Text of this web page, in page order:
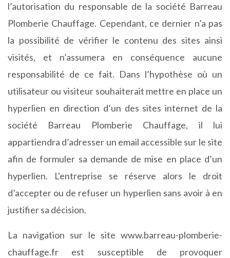
l’autorisation du responsable de la société Barreau
Plomberie Chauffage. Cependant, ce dernier n’a pas
la possibilité de vérifier le contenu des sites ainsi
visités, et n’assumera en conséquence aucune
responsabilité de ce fait. Dans l’hypothèse où un
utilisateur ou visiteur souhaiterait mettre en place un
hyperlien en direction d’un des sites internet de la
société Barreau Plomberie Chauffage, il lui
appartiendra d’adresser un email accessible sur le site
afin de formuler sa demande de mise en place d’un
hyperlien. L'entreprise se réserve alors le droit
d’accepter ou de refuser un hyperlien sans avoir à en
justifier sa décision.
La navigation sur le site www.barreau-plomberie-
chauffage.fr est susceptible de provoquer